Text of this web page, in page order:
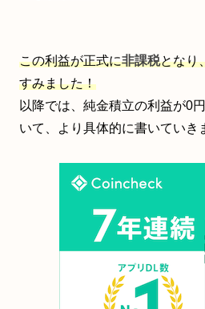
この利益が正式に非課税となり
すみました！
以降では、純金積立の利益が0
いて、より具体的に書いていき